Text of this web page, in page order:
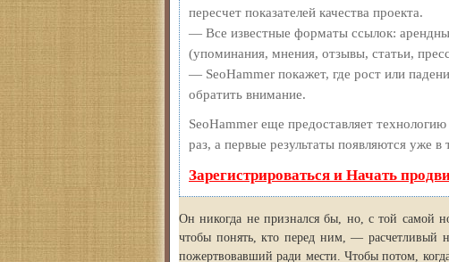
пересчет показателей качества проекта.
— Все известные форматы ссылок:
(упоминания, мнения, отзывы, статьи,
— SeoHammer покажет, где рост или
обратить внимание.
SeoHammer еще предоставляет технологию
раз, а первые результаты появляются уже
Зарегистрироваться и Начать
Он никогда не признался бы, но, с той самой
чтобы понять, кто перед ним, — расчетливый
пожертвовавший ради мести. Чтобы потом,